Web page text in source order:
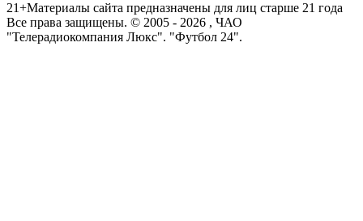
21+Материалы сайта предназначены для лиц старше 21 года
Все права защищены. © 2005 - 2026 , ЧАО
"Телерадиокомпания Люкс". "Футбол 24".